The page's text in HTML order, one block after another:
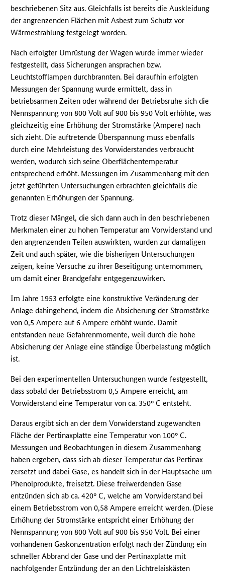
beschriebenen Sitz aus. Gleichfalls ist bereits die Auskleidung
der angrenzenden Flächen mit Asbest zum Schutz vor
Wärmestrahlung festgelegt worden.
Nach erfolgter Umrüstung der Wagen wurde immer wieder
festgestellt, dass Sicherungen ansprachen bzw.
Leuchtstofflampen durchbrannten. Bei daraufhin erfolgten
Messungen der Spannung wurde ermittelt, dass in
betriebsarmen Zeiten oder während der Betriebsruhe sich die
Nennspannung von 800 Volt auf 900 bis 950 Volt erhöhte, was
gleichzeitig eine Erhöhung der Stromstärke (Ampere) nach
sich zieht. Die auftretende Überspannung muss ebenfalls
durch eine Mehrleistung des Vorwiderstandes verbraucht
werden, wodurch sich seine Oberflächentemperatur
entsprechend erhöht. Messungen im Zusammenhang mit den
jetzt geführten Untersuchungen erbrachten gleichfalls die
genannten Erhöhungen der Spannung.
Trotz dieser Mängel, die sich dann auch in den beschriebenen
Merkmalen einer zu hohen Temperatur am Vorwiderstand und
den angrenzenden Teilen auswirkten, wurden zur damaligen
Zeit und auch später, wie die bisherigen Untersuchungen
zeigen, keine Versuche zu ihrer Beseitigung unternommen,
um damit einer Brandgefahr entgegenzuwirken.
Im Jahre 1953 erfolgte eine konstruktive Veränderung der
Anlage dahingehend, indem die Absicherung der Stromstärke
von 0,5 Ampere auf 6 Ampere erhöht wurde. Damit
entstanden neue Gefahrenmomente, weil durch die hohe
Absicherung der Anlage eine ständige Überbelastung möglich
ist.
Bei den experimentellen Untersuchungen wurde festgestellt,
dass sobald der Betriebsstrom 0,5 Ampere erreicht, am
Vorwiderstand eine Temperatur von ca. 350° C entsteht.
Daraus ergibt sich an der dem Vorwiderstand zugewandten
Fläche der Pertinaxplatte eine Temperatur von 100° C.
Messungen und Beobachtungen in diesem Zusammenhang
haben ergeben, dass sich ab dieser Temperatur das Pertinax
zersetzt und dabei Gase, es handelt sich in der Hauptsache um
Phenolprodukte, freisetzt. Diese freiwerdenden Gase
entzünden sich ab ca. 420° C, welche am Vorwiderstand bei
einem Betriebsstrom von 0,58 Ampere erreicht werden. (Diese
Erhöhung der Stromstärke entspricht einer Erhöhung der
Nennspannung von 800 Volt auf 900 bis 950 Volt. Bei einer
vorhandenen Gaskonzentration erfolgt nach der Zündung ein
schneller Abbrand der Gase und der Pertinaxplatte mit
nachfolgender Entzündung der an den Lichtrelaiskästen